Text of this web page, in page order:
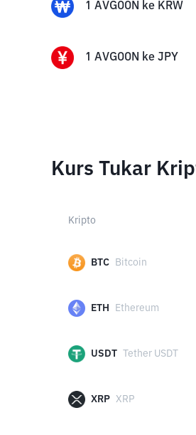
1 AVGOON ke KRW
1 AVGOON ke JPY
Kurs Tukar
Kripto
BTC Bitcoin
ETH Ethereum
USDT Tether USDT
XRP XRP